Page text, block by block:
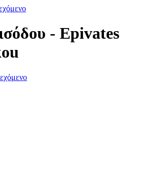
- Epivates